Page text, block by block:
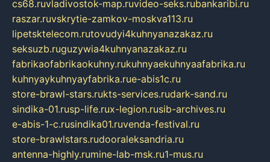
cs68.ruvladivostok-map.ruvideo-seks.rubankaribi.ru
raszar.ruvskrytie-zamkov-moskva113.ru
lipetsktelecom.rutovudyi4kuhnyanazakaz.ru
seksuzb.ruguzywia4kuhnyanazakaz.ru
fabrikaofabrikaokuhny.rukuhnyaekuhnyaafabrika.ru
kuhnyaykuhnyayfabrika.rue-abis1c.ru
store-brawl-stars.rukts-services.rudark-sand.ru
sindika-01.rusp-life.rux-legion.rusib-archives.ru
e-abis-1-c.rusindika01.ruvenda-festival.ru
store-brawlstars.rudooraleksandria.ru
antenna-highly.rumine-lab-msk.ru1-mus.ru